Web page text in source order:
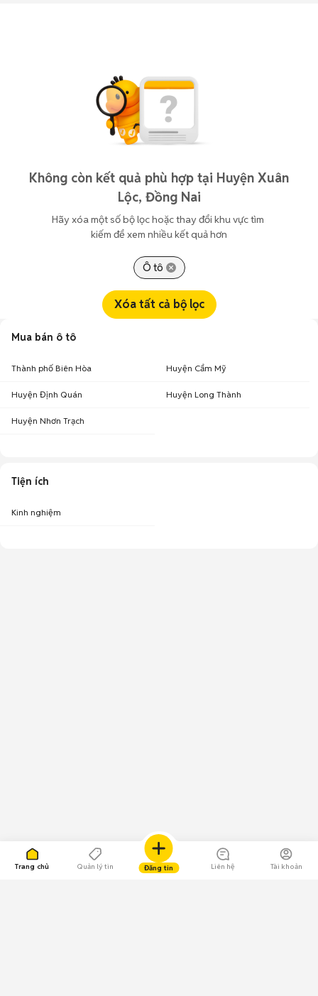
Trang chủ Quản lý tin Đăng tin Liên hệ Tài khoản
Không còn kết quả phù hợp tại Huyện Xuân
Lộc, Đồng Nai
Hãy xóa một số bộ lọc hoặc thay đổi khu vực tìm
kiếm để xem nhiều kết quả hơn
Ô tô
Xóa tất cả bộ lọc
Mua bán ô tô
Thành phố Biên Hòa Huyện Cẩm Mỹ
Huyện Định Quán Huyện Long Thành
Huyện Nhơn Trạch
Tiện ích
Kinh nghiệm